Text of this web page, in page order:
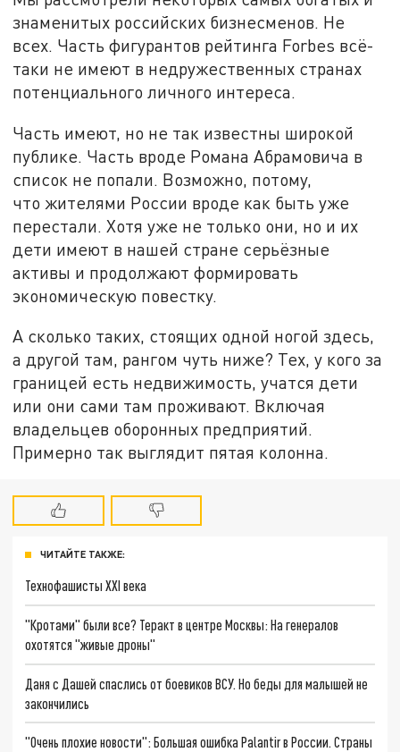
знаменитых российских бизнесменов. Не
всех. Часть фигурантов рейтинга Forbes всё-
таки не имеют в недружественных странах
потенциального личного интереса.
Часть имеют, но не так известны широкой
публике. Часть вроде Романа Абрамовича в
список не попали. Возможно, потому,
что жителями России вроде как быть уже
перестали. Хотя уже не только они, но и их
дети имеют в нашей стране серьёзные
активы и продолжают формировать
экономическую повестку.
А сколько таких, стоящих одной ногой здесь,
а другой там, рангом чуть ниже? Тех, у кого за
границей есть недвижимость, учатся дети
или они сами там проживают. Включая
владельцев оборонных предприятий.
Примерно так выглядит пятая колонна.
ЧИТАЙТЕ ТАКЖЕ:
Технофашисты XXI века
"Кротами" были все? Теракт в центре Москвы: На генералов
охотятся "живые дроны"
Даня с Дашей спаслись от боевиков ВСУ. Но беды для малышей не
закончились
"Очень плохие новости": Большая ошибка Palantir в России. Страны